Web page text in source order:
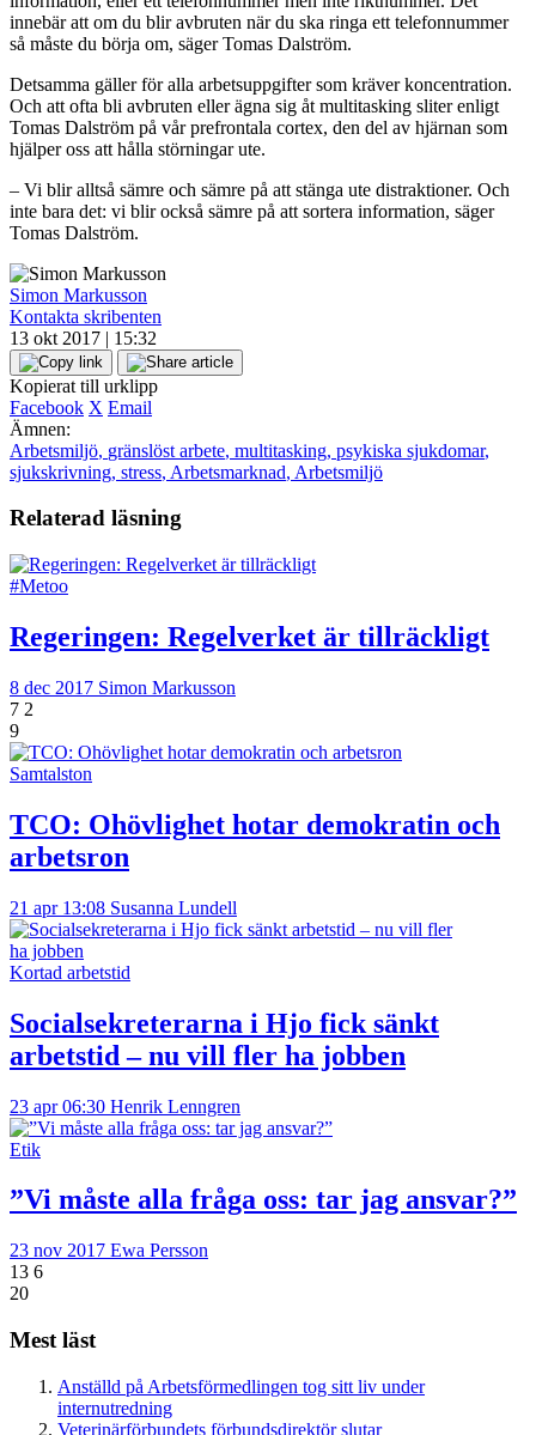
innebär att om du blir avbruten när du ska ringa ett telefonnummer
så måste du börja om, säger Tomas Dalström.
Detsamma gäller för alla arbetsuppgifter som kräver koncentration.
Och att ofta bli avbruten eller ägna sig åt multitasking sliter enligt
Tomas Dalström på vår prefrontala cortex, den del av hjärnan som
hjälper oss att hålla störningar ute.
– Vi blir alltså sämre och sämre på att stänga ute distraktioner. Och
inte bara det: vi blir också sämre på att sortera information, säger
Tomas Dalström.
Simon Markusson
Kontakta skribenten
13 okt 2017 | 15:32
Kopierat till urklipp
Facebook X Email
Ämnen:
Arbetsmiljö, gränslöst arbete, multitasking, psykiska sjukdomar,
sjukskrivning, stress, Arbetsmarknad, Arbetsmiljö
Relaterad läsning
#Metoo
Regeringen: Regelverket är tillräckligt
8 dec 2017 Simon Markusson
7 2
9
Samtalston
TCO: Ohövlighet hotar demokratin och
arbetsron
21 apr 13:08 Susanna Lundell
Kortad arbetstid
Socialsekreterarna i Hjo fick sänkt
arbetstid – nu vill fler ha jobben
23 apr 06:30 Henrik Lenngren
Etik
”Vi måste alla fråga oss: tar jag ansvar?”
23 nov 2017 Ewa Persson
13 6
20
Mest läst
Anställd på Arbetsförmedlingen tog sitt liv under
internutredning
Veterinärförbundets förbundsdirektör slutar